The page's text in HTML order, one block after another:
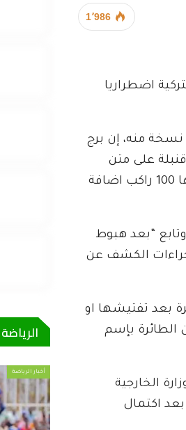
1٬986
اضطراريا
منه، إن برج
على متن
طائرة الخطوط التركية من طراز “بوينج 737″ المتجهة من نيروبي الى اسطنبول على متنها 100 راكب اضافة
“بعد هبوط
الكشف عن
بعد تفتيشها او
الطائرة بإسم
الخارجية
اكتمال
الرياضة
أخبار الرياضة